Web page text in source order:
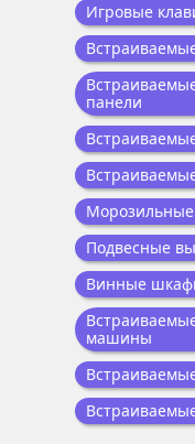
Игровые
панели
Подвесные
Винные
машины